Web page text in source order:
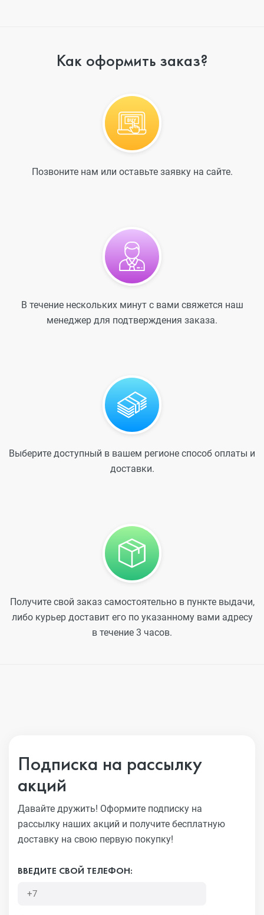
Как оформить заказ?
Позвоните нам или оставьте заявку на сайте.
В течение нескольких минут с вами свяжется наш
менеджер для подтверждения заказа.
Выберите доступный в вашем регионе способ оплаты и
доставки.
Получите свой заказ самостоятельно в пункте выдачи,
либо курьер доставит его по указанному вами адресу
в течение 3 часов.
Подписка на рассылку
акций
Давайте дружить! Оформите подписку на
рассылку наших акций и получите бесплатную
доставку на свою первую покупку!
ВВЕДИТЕ СВОЙ ТЕЛЕФОН: